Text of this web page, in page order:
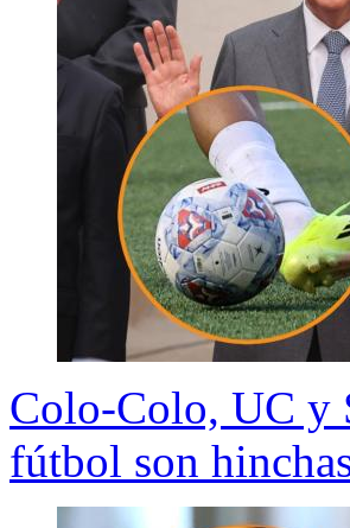
Colo-Colo, UC y
fútbol son